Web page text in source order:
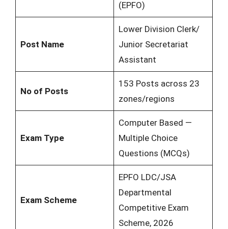
(EPFO)
Post Name
Lower Division Clerk/
Junior Secretariat
Assistant
No of Posts
153 Posts across 23
zones/regions
Exam Type
Computer Based —
Multiple Choice
Questions (MCQs)
Exam Scheme
EPFO LDC/JSA
Departmental
Competitive Exam
Scheme, 2026